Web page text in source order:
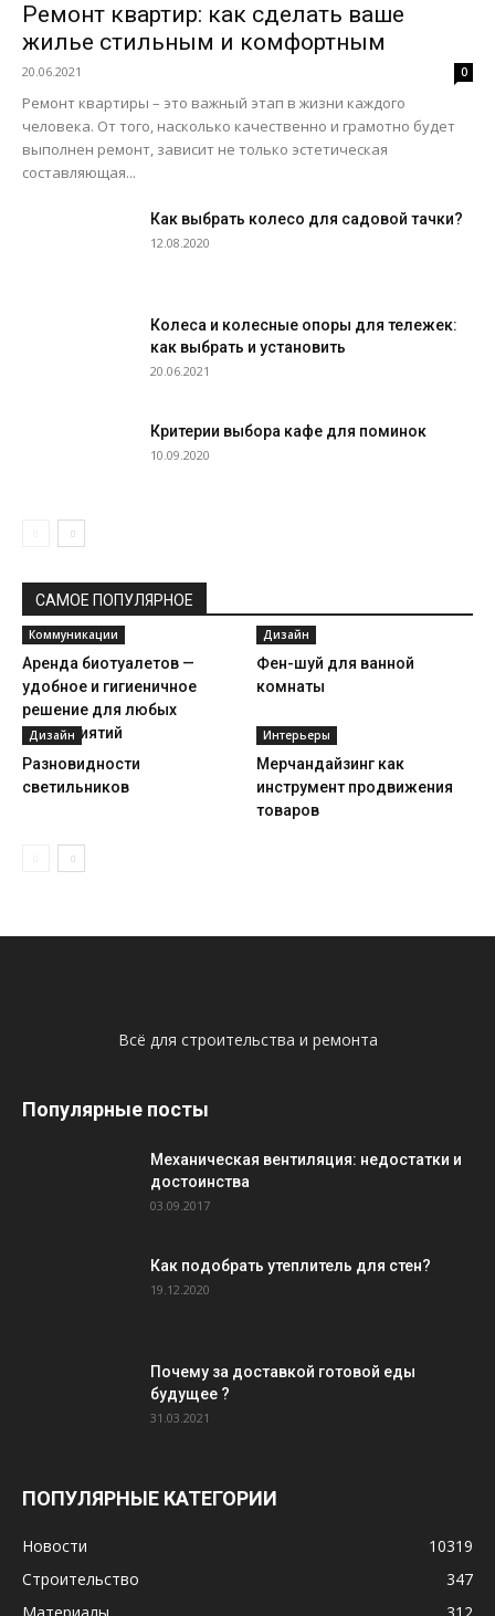
Ремонт квартир: как сделать ваше
жилье стильным и комфортным
20.06.2021 0
Ремонт квартиры – это важный этап в жизни каждого
человека. От того, насколько качественно и грамотно будет
выполнен ремонт, зависит не только эстетическая
составляющая...
Как выбрать колесо для садовой тачки?
12.08.2020
Колеса и колесные опоры для тележек:
как выбрать и установить
20.06.2021
Критерии выбора кафе для поминок
10.09.2020
САМОЕ ПОПУЛЯРНОЕ
Коммуникации
Аренда биотуалетов —
удобное и гигиеничное
решение для любых
мероприятий
Дизайн
Фен-шуй для ванной
комнаты
Дизайн
Разновидности
светильников
Интерьеры
Мерчандайзинг как
инструмент продвижения
товаров
Всё для строительства и ремонта
Популярные посты
Механическая вентиляция: недостатки и
достоинства
03.09.2017
Как подобрать утеплитель для стен?
19.12.2020
Почему за доставкой готовой еды
будущее ?
31.03.2021
ПОПУЛЯРНЫЕ КАТЕГОРИИ
Новости
10319
Строительство
347